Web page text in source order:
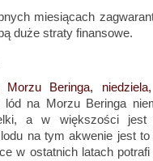
miesiącach
duże straty finansowe.
Beringa,
lód na Morzu Beringa
a w większości
na tym akwenie jest
w ostatnich latach